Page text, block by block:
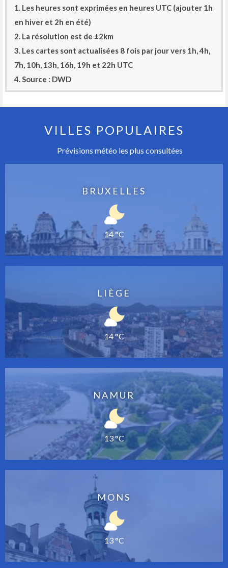
1. Les heures sont exprimées en heures UTC (ajouter 1h
en hiver et 2h en été)
2. La résolution est de ±2km
3. Les cartes sont actualisées 8 fois par jour vers 1h, 4h,
7h, 10h, 13h, 16h, 19h et 22h UTC
4. Source : DWD
VILLES POPULAIRES
Prévisions météo les plus consultées
BRUXELLES
14 °C
LIÈGE
14 °C
NAMUR
13 °C
MONS
13 °C